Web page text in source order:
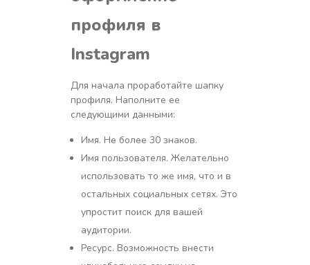
профиля в
Instagram
Для начала проработайте шапку
профиля. Наполните ее
следующими данными:
Имя. Не более 30 знаков.
Имя пользователя. Желательно
использовать то же имя, что и в
остальных социальных сетях. Это
упростит поиск для вашей
аудитории.
Ресурс. Возможность внести